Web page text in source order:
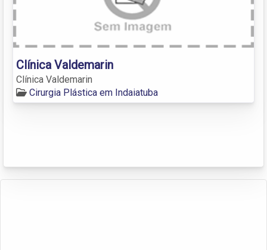
Clínica Valdemarin
Clínica Valdemarin
Cirurgia Plástica em Indaiatuba